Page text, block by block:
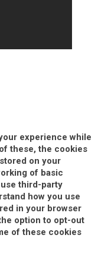
experience while
these, the cookies
on your
of basic
third-party
how you use
in your browser
option to opt-out
of these cookies